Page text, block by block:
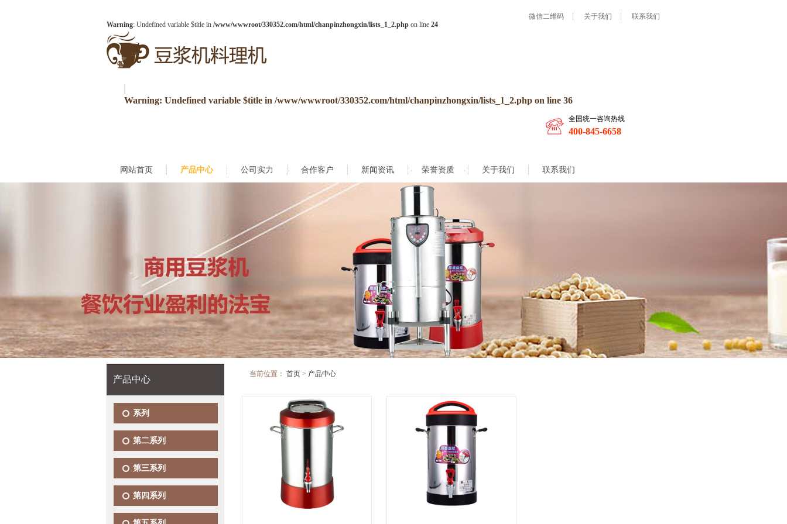
Warning: Undefined variable $title in /www/wwwroot/330352.com/html/chanpinzhongxin/lists_1_2.php on line 24
微信二维码 关于我们 联系我们
Warning: Undefined variable $title in /www/wwwroot/330352.com/html/chanpinzhongxin/lists_1_2.php on line 36
全国统一咨询热线
400-845-6658
网站首页 产品中心 公司实力 合作客户 新闻资讯 荣誉资质 关于我们 联系我们
产品中心
系列
第二系列
第三系列
第四系列
当前位置： 首页 > 产品中心